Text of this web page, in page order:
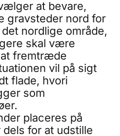
at bevare,
gravsteder nord for
nordlige område,
skal være
fremtræde
vil på sigt
flade, hvori
som
placeres på
for at udstille